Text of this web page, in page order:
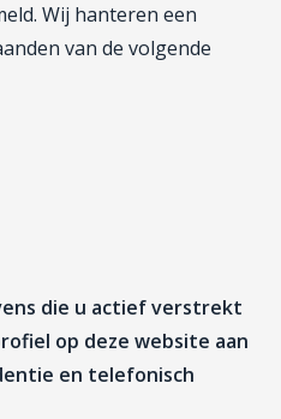
Wij hanteren een
van de volgende
die u actief verstrekt
op deze website aan
en telefonisch